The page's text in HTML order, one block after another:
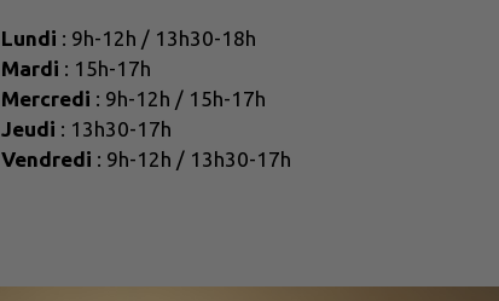
Lundi : 9h-12h / 13h30-18h
Mardi : 15h-17h
Mercredi : 9h-12h / 15h-17h
Jeudi : 13h30-17h
Vendredi : 9h-12h / 13h30-17h